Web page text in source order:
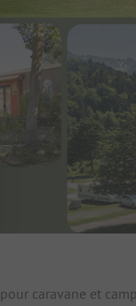
rechercher
caravane et